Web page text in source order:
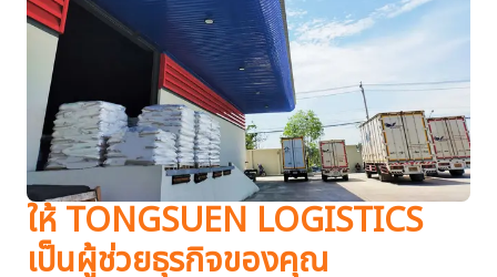
ให้ TONGSUEN LOGISTICS
เป็นผู้ช่วยธุรกิจของคุณ